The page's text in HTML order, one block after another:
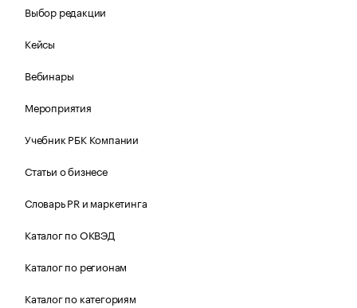
Выбор редакции
Кейсы
Вебинары
Мероприятия
Учебник РБК Компании
Статьи о бизнесе
Словарь PR и маркетинга
Каталог по ОКВЭД
Каталог по регионам
Каталог по категориям